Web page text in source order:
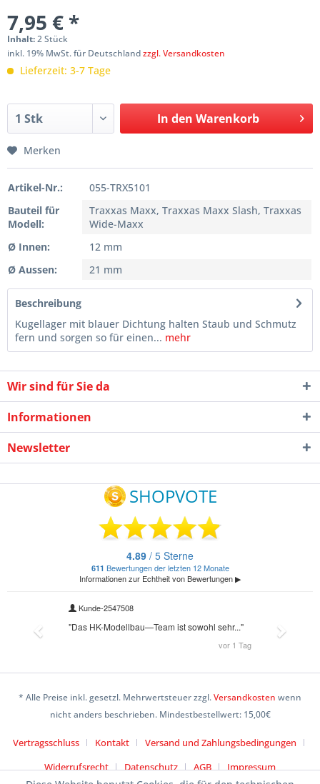
7,95 € *
Inhalt:2 Stück
inkl. 19% MwSt. für Deutschlandzzgl. Versandkosten
Lieferzeit: 3-7 Tage
In den Warenkorb
Merken
Artikel-Nr.:
055-TRX5101
Bauteil für
Modell:
Traxxas Maxx, Traxxas Maxx Slash, Traxxas
Wide-Maxx
Ø Innen:
12 mm
Ø Aussen:
21 mm
Beschreibung
Kugellager mit blauer Dichtung halten Staub und Schmutz
fern und sorgen so für einen... mehr
Wir sind für Sie da
Informationen
Newsletter
* Alle Preise inkl. gesetzl. Mehrwertsteuer zzgl.Versandkosten wenn
nicht anders beschrieben. Mindestbestellwert: 15,00€
Vertragsschluss Kontakt
Versand und Zahlungsbedingungen
Widerrufsrecht
Datenschutz AGB Impressum